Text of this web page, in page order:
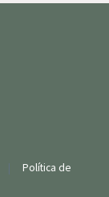
|
Política de